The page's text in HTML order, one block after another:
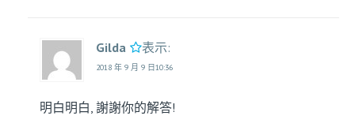
Gilda 表示:
2018 年 9 月 9 日10:36
明白明白, 謝謝你的解答!